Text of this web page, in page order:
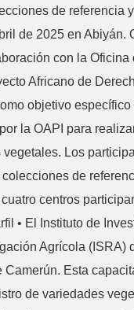
de referencia
de 2025 en Abiyán.
con la
Africano de
objetivo
la OAPI para
Los
de
centros
• El Instituto de
Agrícola (ISRA)
Esta
de variedades